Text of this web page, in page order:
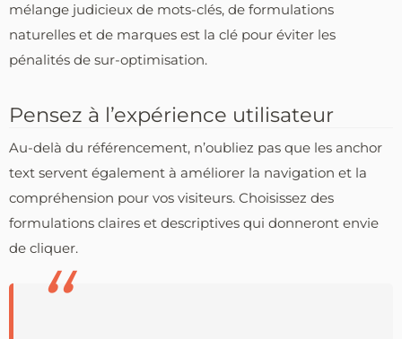
mélange judicieux de mots-clés, de formulations
naturelles et de marques est la clé pour éviter les
pénalités de sur-optimisation.
Pensez à l’expérience utilisateur
Au-delà du référencement, n’oubliez pas que les anchor
text servent également à améliorer la navigation et la
compréhension pour vos visiteurs. Choisissez des
formulations claires et descriptives qui donneront envie
de cliquer.